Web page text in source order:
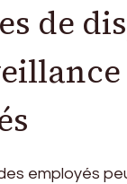
de
employés